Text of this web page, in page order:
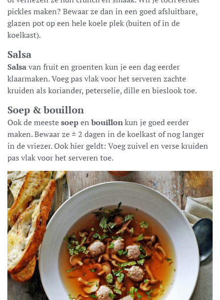
pickles maken? Bewaar ze dan in een goed afsluitbare,
glazen pot op een hele koele plek (buiten of in de
koelkast).
Salsa
Salsavan fruit en groenten kun je een dag eerder
klaarmaken. Voeg pas vlak voor het serveren zachte
kruiden als koriander, peterselie, dille en bieslook toe.
Soep & bouillon
Ook de meestesoepenbouillonkun je goed eerder
maken. Bewaar ze ± 2 dagen in de koelkast of nog langer
in de vriezer. Ook hier geldt: Voeg zuivel en verse kruiden
pas vlak voor het serveren toe.